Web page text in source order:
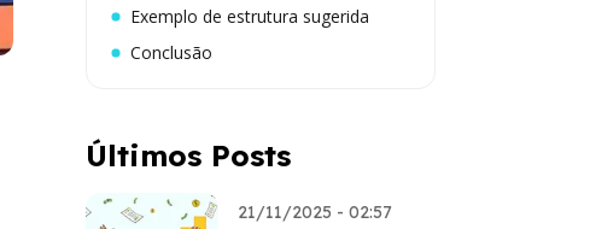
Exemplo de estrutura sugerida
Conclusão
Últimos Posts
21/11/2025 - 02:57